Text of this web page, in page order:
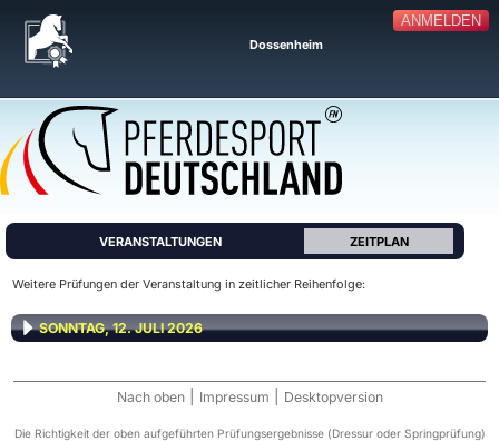
ANMELDEN
Dossenheim
VERANSTALTUNGEN ZEITPLAN
Weitere Prüfungen der Veranstaltung in zeitlicher Reihenfolge:
SONNTAG, 12. JULI 2026
Nach oben Impressum Desktopversion
Die Richtigkeit der oben aufgeführten Prüfungsergebnisse (Dressur oder Springprüfung)